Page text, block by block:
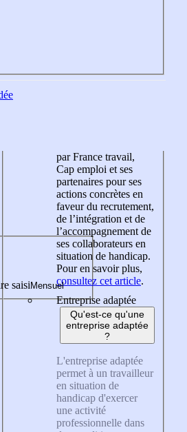
saisi
par France travail,
Cap emploi et ses
partenaires pour ses
actions concrètes en
faveur du recrutement,
de l’intégration et de
l’accompagnement de
ses collaborateurs en
situation de handicap.
Pour en savoir plus,
consultez cet article.
Entreprise adaptée
Qu'est-ce qu'une
entreprise adaptée
?
L'entreprise adaptée
permet à un travailleur
en situation de
handicap d'exercer
une activité
professionnelle dans